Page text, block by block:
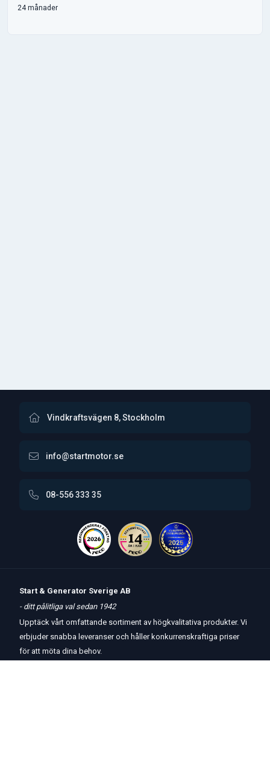
24 månader
Vindkraftsvägen 8, Stockholm
info@startmotor.se
08-556 333 35
Start & Generator Sverige AB
- ditt pålitliga val sedan 1942
Upptäck vårt omfattande sortiment av högkvalitativa produkter. Vi
erbjuder snabba leveranser och håller konkurrenskraftiga priser
för att möta dina behov.